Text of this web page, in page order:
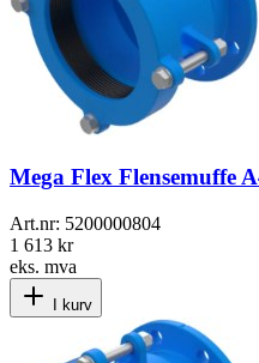
Mega Flex Flensemuffe
Art.nr: 5200000804
1 613 kr
eks. mva
I kurv